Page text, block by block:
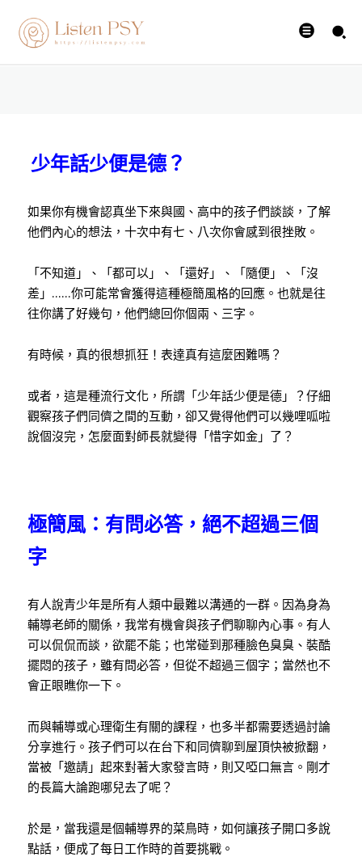
陳志恆諮商心理師 -
少年話少便是德？
如果你有機會認真坐下來與國、高中的孩子們談談，了解
他們內心的想法，十次中有七、八次你會感到很挫敗。
「不知道」、「都可以」、「還好」、「隨便」、「沒
差」……你可能常會獲得這種極簡風格的回應。也就是往
往你講了好幾句，他們總回你個兩、三字。
有時候，真的很想抓狂！表達真有這麼困難嗎？
或者，這是種流行文化，所謂「少年話少便是德」？仔細
觀察孩子們同儕之間的互動，卻又覺得他們可以幾哩呱啦
說個沒完，怎麼面對師長就變得「惜字如金」了？
極簡風：有問必答，絕不超過三個
字
有人說青少年是所有人類中最難以溝通的一群。因為身為
輔導老師的關係，我常有機會與孩子們聊聊內心事。有人
可以侃侃而談，欲罷不能；也常碰到那種臉色臭臭、裝酷
擺悶的孩子，雖有問必答，但從不超過三個字；當然也不
會正眼瞧你一下。
而與輔導或心理衛生有關的課程，也多半都需要透過討論
分享進行。孩子們可以在台下和同儕聊到屋頂快被掀翻，
當被「邀請」起來對著大家發言時，則又啞口無言。剛才
的長篇大論跑哪兒去了呢？
於是，當我還是個輔導界的菜鳥時，如何讓孩子開口多說
點話，便成了每日工作時的首要挑戰。